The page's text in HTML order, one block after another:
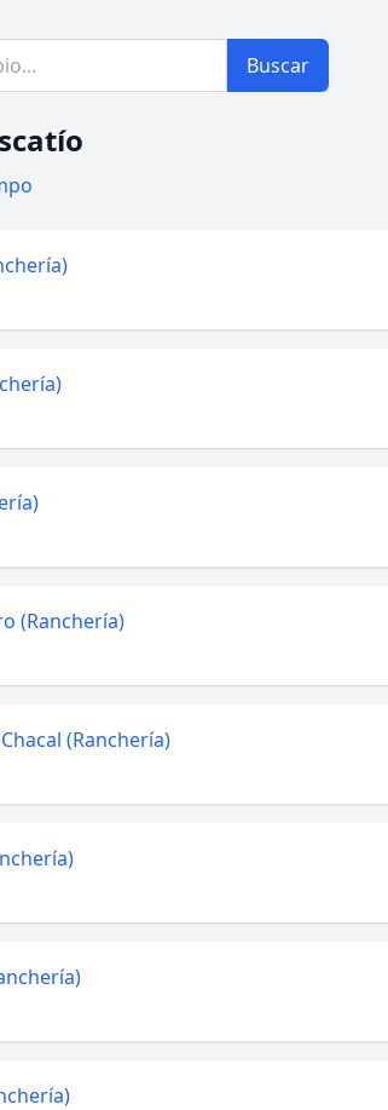
Buscar
(Ranchería)
(Ranchería)